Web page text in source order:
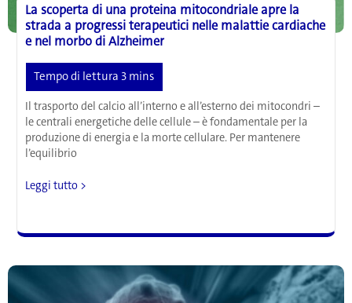
La scoperta di una proteina mitocondriale apre la
strada a progressi terapeutici nelle malattie cardiache
e nel morbo di Alzheimer
Il trasporto del calcio all’interno e all’esterno dei mitocondri –
le centrali energetiche delle cellule – è fondamentale per la
produzione di energia e la morte cellulare. Per mantenere
l’equilibrio
La
una
mitocondriale
apre
la
Leggi tutto >